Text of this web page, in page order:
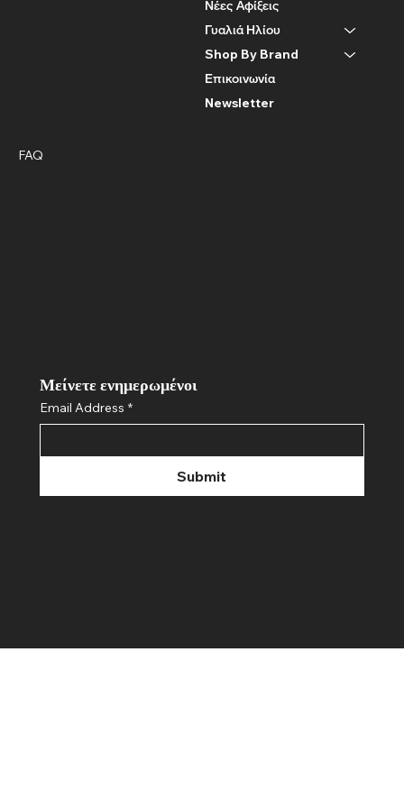
Νέες Αφίξεις
Γυαλιά Ηλίου
Shop By Brand
Επικοινωνία
Newsletter
FAQ
Μείνετε ενημερωμένοι
Email Address *
Submit